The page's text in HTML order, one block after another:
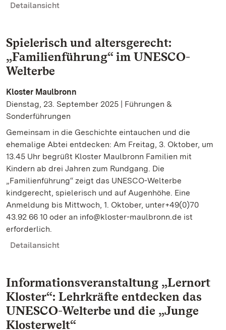
Detailansicht
Spielerisch und altersgerecht:
„Familienführung“ im UNESCO-
Welterbe
Kloster Maulbronn
Dienstag, 23. September 2025 | Führungen &
Sonderführungen
Gemeinsam in die Geschichte eintauchen und die
ehemalige Abtei entdecken: Am Freitag, 3. Oktober, um
13.45 Uhr begrüßt Kloster Maulbronn Familien mit
Kindern ab drei Jahren zum Rundgang. Die
„Familienführung“ zeigt das UNESCO-Welterbe
kindgerecht, spielerisch und auf Augenhöhe. Eine
Anmeldung bis Mittwoch, 1. Oktober, unter+49(0)70
43.92 66 10 oder an info@kloster-maulbronn.de ist
erforderlich.
Detailansicht
Informationsveranstaltung „Lernort
Kloster“: Lehrkräfte entdecken das
UNESCO-Welterbe und die „Junge
Klosterwelt“